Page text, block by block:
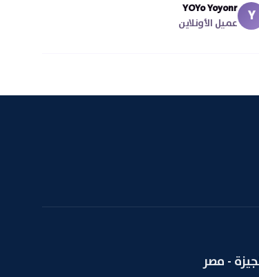
Y
YOYo Yoyonr
عميل الأونلاين
- مصر